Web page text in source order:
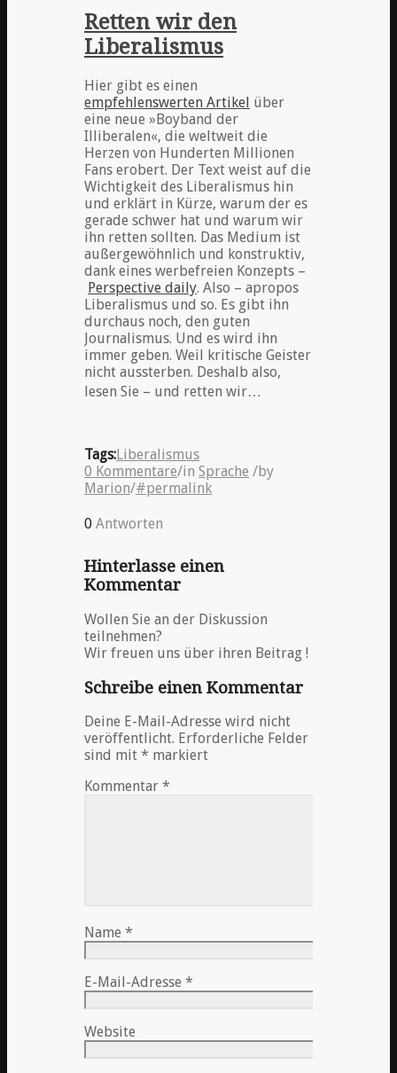
Retten wir den
Liberalismus
Hier gibt es einen
empfehlenswerten Artikel über
eine neue »Boyband der
Illiberalen«, die weltweit die
Herzen von Hunderten Millionen
Fans erobert. Der Text weist auf die
Wichtigkeit des Liberalismus hin
und erklärt in Kürze, warum der es
gerade schwer hat und warum wir
ihn retten sollten. Das Medium ist
außergewöhnlich und konstruktiv,
dank eines werbefreien Konzepts –
Perspective daily. Also – apropos
Liberalismus und so. Es gibt ihn
durchaus noch, den guten
Journalismus. Und es wird ihn
immer geben. Weil kritische Geister
nicht aussterben. Deshalb also,
lesen Sie – und retten wir…
Tags:Liberalismus
0 Kommentare/in Sprache /by
Marion/#permalink
0 Antworten
Hinterlasse einen
Kommentar
Wollen Sie an der Diskussion
teilnehmen?
Wir freuen uns über ihren Beitrag !
Schreibe einen Kommentar
Deine E-Mail-Adresse wird nicht
veröffentlicht. Erforderliche Felder
sind mit * markiert
Kommentar *
Name *
E-Mail-Adresse *
Website